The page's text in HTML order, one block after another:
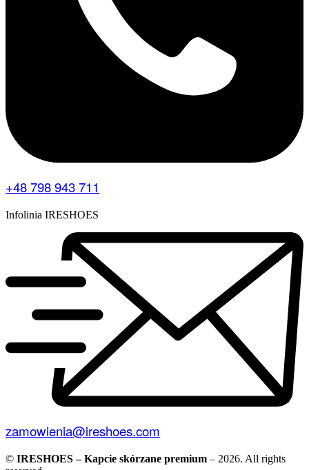
+48 798 943 711
Infolinia IRESHOES
zamowienia@ireshoes.com
© IRESHOES – Kapcie skórzane premium – 2026. All rights